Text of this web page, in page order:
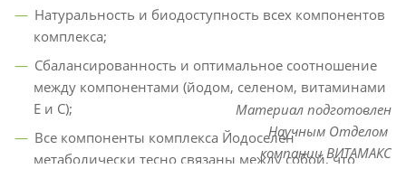
Натуральность и биодоступность всех компонентов
комплекса;
Сбалансированность и оптимальное соотношение
между компонентами (йодом, селеном, витаминами
Е и С);
Все компоненты комплекса Йодоселен
метаболически тесно связаны между собой, что
Материал подготовлен
Научным Отделом
компании ВИТАМАКС